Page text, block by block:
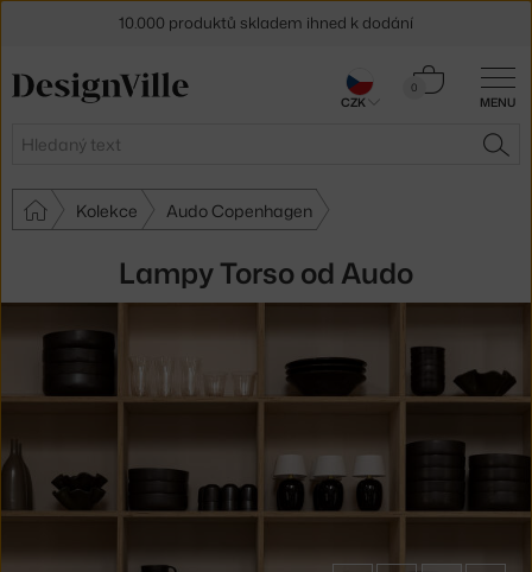
MENU
Hledat
0
Košík
Kolekce Audo Copenhagen
Lampy Torso od Audo
10.000 produktů skladem ihned k dodání
30 dní na vrácení zbožíCZK